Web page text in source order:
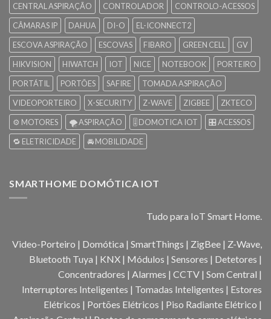
CENTRAL ASPIRAÇÃO
CONTROLADOR
CONTROLO-ACESSOS
CÂMARAS IP
DAHUA DI-O
EL-ICONNECT2
ESCOVA ASPIRAÇÃO
ESCOVAS FIBARO GREEN CELL
GV
HIKVISION
HIWATCH IOT NICE NOTEBOOK
PORTEIRO
PORTÁTIL
PORTÕES SAFIRE
TOMADA ASPIRAÇÃO
VIDEOPORTEIRO
X-SECURITY Z-WAVE ZIGBEE
ZKTECO
⚙️ MOTORES
🌪️ ASPIRAÇÃO 🎚️ DOMOTICA IOT
🎛️ ACESSOS
🔁 ELETRICIDADE
🚘 MOBILIDADE
SMARTHOME DOMÓTICA IOT
Tudo para IoT Smart Home.
Video-Porteiro | Domótica | SmartThings | ZigBee | Z-Wave,
Bluetooth Tuya | KNX | Módulos | Sensores | Detetores |
Concentradores | Alarmes | CCTV | Som Central |
Interruptores Inteligentes | Tomadas Inteligentes | Estores
Elétricos | Portões Elétricos | Piso Radiante Elétrico |